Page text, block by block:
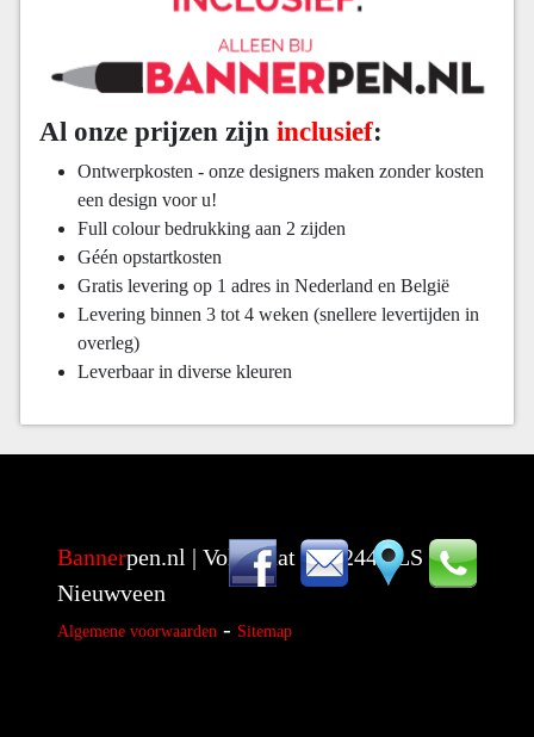
Al onze prijzen zijn inclusief:
Ontwerpkosten - onze designers maken zonder kosten
een design voor u!
Full colour bedrukking aan 2 zijden
Géén opstartkosten
Gratis levering op 1 adres in Nederland en België
Levering binnen 3 tot 4 weken (snellere levertijden in
overleg)
Leverbaar in diverse kleuren
Bannerpen.nl | Voltstraat 14 | 2441 LS
Nieuwveen
Algemene voorwaarden - Sitemap